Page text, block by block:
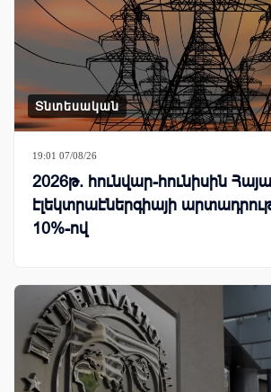
Տնտեսական
19:01 07/08/26
2026թ. հունվար-հունիսին
էլեկտրաէներգիայի
10%-ով